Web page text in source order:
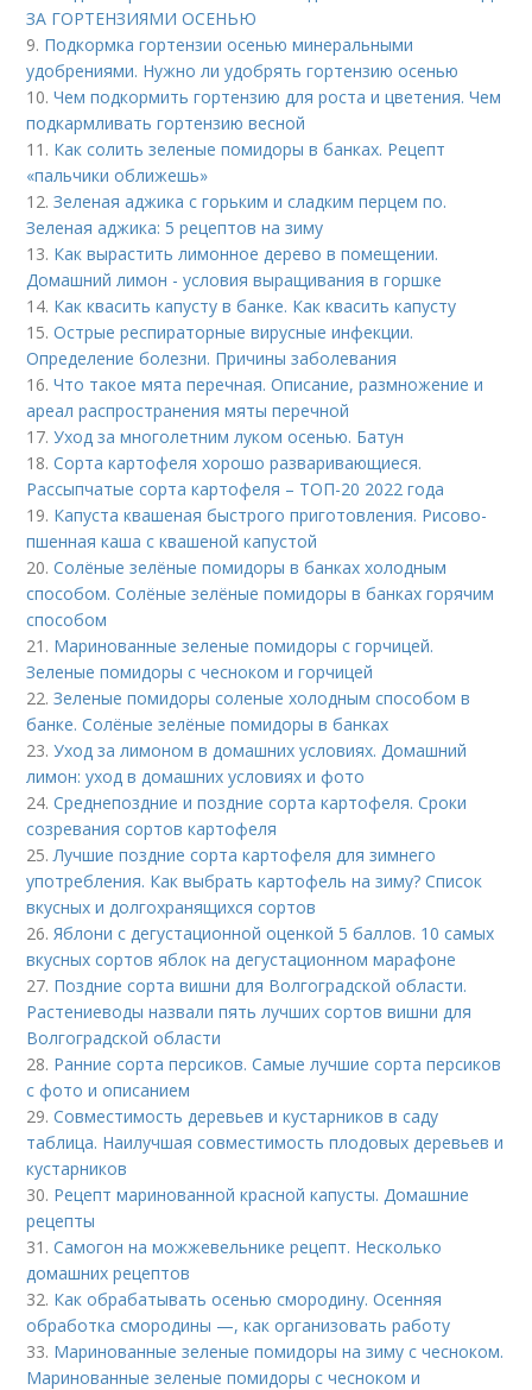
ЗА ГОРТЕНЗИЯМИ ОСЕНЬЮ
9. Подкормка гортензии осенью минеральными
удобрениями. Нужно ли удобрять гортензию осенью
10.Чем подкормить гортензию для роста и цветения. Чем
подкармливать гортензию весной
11. Как солить зеленые помидоры в банках. Рецепт
«пальчики оближешь»
12.Зеленая аджика с горьким и сладким перцем по.
Зеленая аджика: 5 рецептов на зиму
13. Как вырастить лимонное дерево в помещении.
Домашний лимон - условия выращивания в горшке
14. Как квасить капусту в банке. Как квасить капусту
15.Острые респираторные вирусные инфекции.
Определение болезни. Причины заболевания
16.Что такое мята перечная. Описание, размножение и
ареал распространения мяты перечной
17.Уход за многолетним луком осенью. Батун
18.Сорта картофеля хорошо разваривающиеся.
Рассыпчатые сорта картофеля – ТОП-20 2022 года
19. Капуста квашеная быстрого приготовления. Рисово-
пшенная каша с квашеной капустой
20.Солёные зелёные помидоры в банках холодным
способом. Солёные зелёные помидоры в банках горячим
способом
21. Маринованные зеленые помидоры с горчицей.
Зеленые помидоры с чесноком и горчицей
22.Зеленые помидоры соленые холодным способом в
банке. Солёные зелёные помидоры в банках
23.Уход за лимоном в домашних условиях. Домашний
лимон: уход в домашних условиях и фото
24.Среднепоздние и поздние сорта картофеля. Сроки
созревания сортов картофеля
25. Лучшие поздние сорта картофеля для зимнего
употребления. Как выбрать картофель на зиму? Список
вкусных и долгохранящихся сортов
26. Яблони с дегустационной оценкой 5 баллов. 10 самых
вкусных сортов яблок на дегустационном марафоне
27. Поздние сорта вишни для Волгоградской области.
Растениеводы назвали пять лучших сортов вишни для
Волгоградской области
28. Ранние сорта персиков. Самые лучшие сорта персиков
с фото и описанием
29.Совместимость деревьев и кустарников в саду
таблица. Наилучшая совместимость плодовых деревьев и
кустарников
30. Рецепт маринованной красной капусты. Домашние
рецепты
31.Самогон на можжевельнике рецепт. Несколько
домашних рецептов
32. Как обрабатывать осенью смородину. Осенняя
обработка смородины —, как организовать работу
33. Маринованные зеленые помидоры на зиму с чесноком.
Маринованные зеленые помидоры с чесноком и